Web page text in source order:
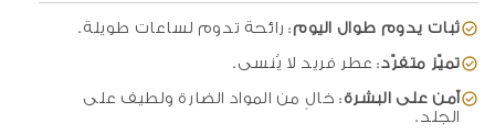
ثبات يدوم طوال اليوم: رائحة تدوم لساعات طويلة.
تميّز متفرّد: عطر فريد لا يُنسى.
آمن على البشرة: خالٍ من المواد الضارة ولطيف على
الجلد.